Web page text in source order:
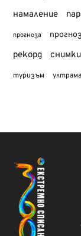
намаление
прогноза
рекорд снимки
туризъм